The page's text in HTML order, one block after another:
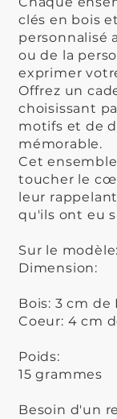
clés en bois
personnalisé
ou de la
exprimer
Offrez un
choisissant
motifs et de
mémorable.
Cet
toucher le
leur
qu'ils ont eu
Sur le modèle:
Dimension:
Bois: 3 cm
Coeur: 4 cm
Poids:
15 grammes
Besoin d'un